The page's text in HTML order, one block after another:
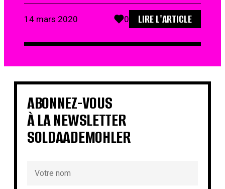
14 mars 2020 0 LIRE L'ARTICLE
ABONNEZ-VOUS
À LA NEWSLETTER
SOLDAADEMOHLER